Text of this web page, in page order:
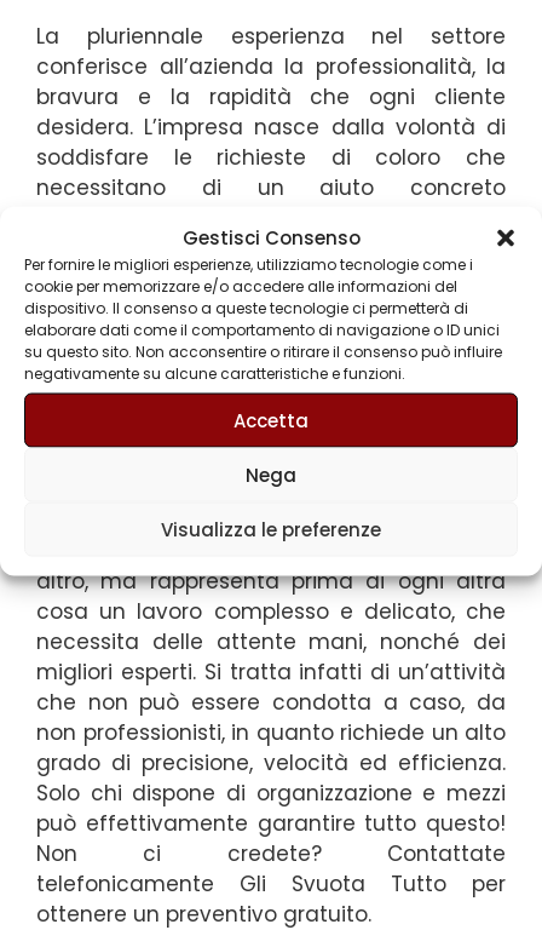
Gestisci Consenso
Per fornire le migliori esperienze, utilizziamo tecnologie come i
cookie per memorizzare e/o accedere alle informazioni del
dispositivo. Il consenso a queste tecnologie ci permetterà di
elaborare dati come il comportamento di navigazione o ID unici
su questo sito. Non acconsentire o ritirare il consenso può influire
negativamente su alcune caratteristiche e funzioni.
Accetta
Nega
Visualizza le preferenze
La pluriennale esperienza nel settore
conferisce all’azienda la professionalità, la
bravura e la rapidità che ogni cliente
desidera. L’impresa nasce dalla volontà di
soddisfare le richieste di coloro che
necessitano di un aiuto concreto
o appartamenti, dall’accumulo caotico di
mobili, pezzi d’arredamento, materiali e
oggetti vari nel corso degli anni.Tutti i clienti
, siano essi privati o aziende, trovano
nell’operato de Gli Svuota Tutto un valido
appoggio non solo in caso di sgomberi ma
anche per effettuare movimentazioni
o sgombero di cantine, solai e stabili. Il
servizio di sgombero non è solo uno
spostamento di oggetti da un luogo ad un
altro, ma rappresenta prima di ogni altra
cosa un lavoro complesso e delicato, che
necessita delle attente mani, nonché dei
migliori esperti. Si tratta infatti di un’attività
che non può essere condotta a caso, da
non professionisti, in quanto richiede un alto
grado di precisione, velocità ed efficienza.
Solo chi dispone di organizzazione e mezzi
può effettivamente garantire tutto questo!
Non ci credete? Contattate
telefonicamente Gli Svuota Tutto per
ottenere un preventivo gratuito.